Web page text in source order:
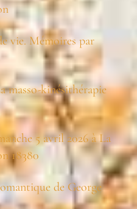
vie. Mémoires par
masso-kinésithérapie
5 avril 2026 à La
18380
de George